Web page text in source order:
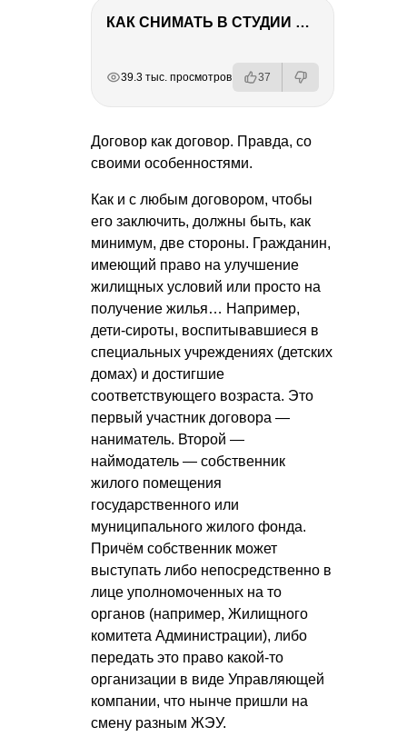
КАК СНИМАТЬ В СТУДИИ СО ВСПЫШКАМИ
39.3 тыс. просмотров 37
Договор как договор. Правда, со
своими особенностями.
Как и с любым договором, чтобы
его заключить, должны быть, как
минимум, две стороны. Гражданин,
имеющий право на улучшение
жилищных условий или просто на
получение жилья… Например,
дети-сироты, воспитывавшиеся в
специальных учреждениях (детских
домах) и достигшие
соответствующего возраста. Это
первый участник договора —
наниматель. Второй —
наймодатель — собственник
жилого помещения
государственного или
муниципального жилого фонда.
Причём собственник может
выступать либо непосредственно в
лице уполномоченных на то
органов (например, Жилищного
комитета Администрации), либо
передать это право какой-то
организации в виде Управляющей
компании, что нынче пришли на
смену разным ЖЭУ.